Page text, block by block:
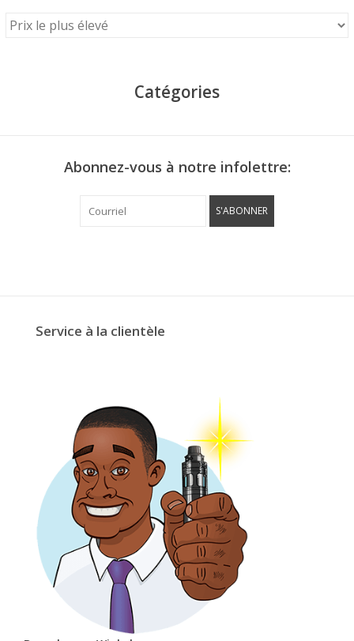
Catégories
Abonnez-vous à notre infolettre:
S'ABONNER
Service à la clientèle